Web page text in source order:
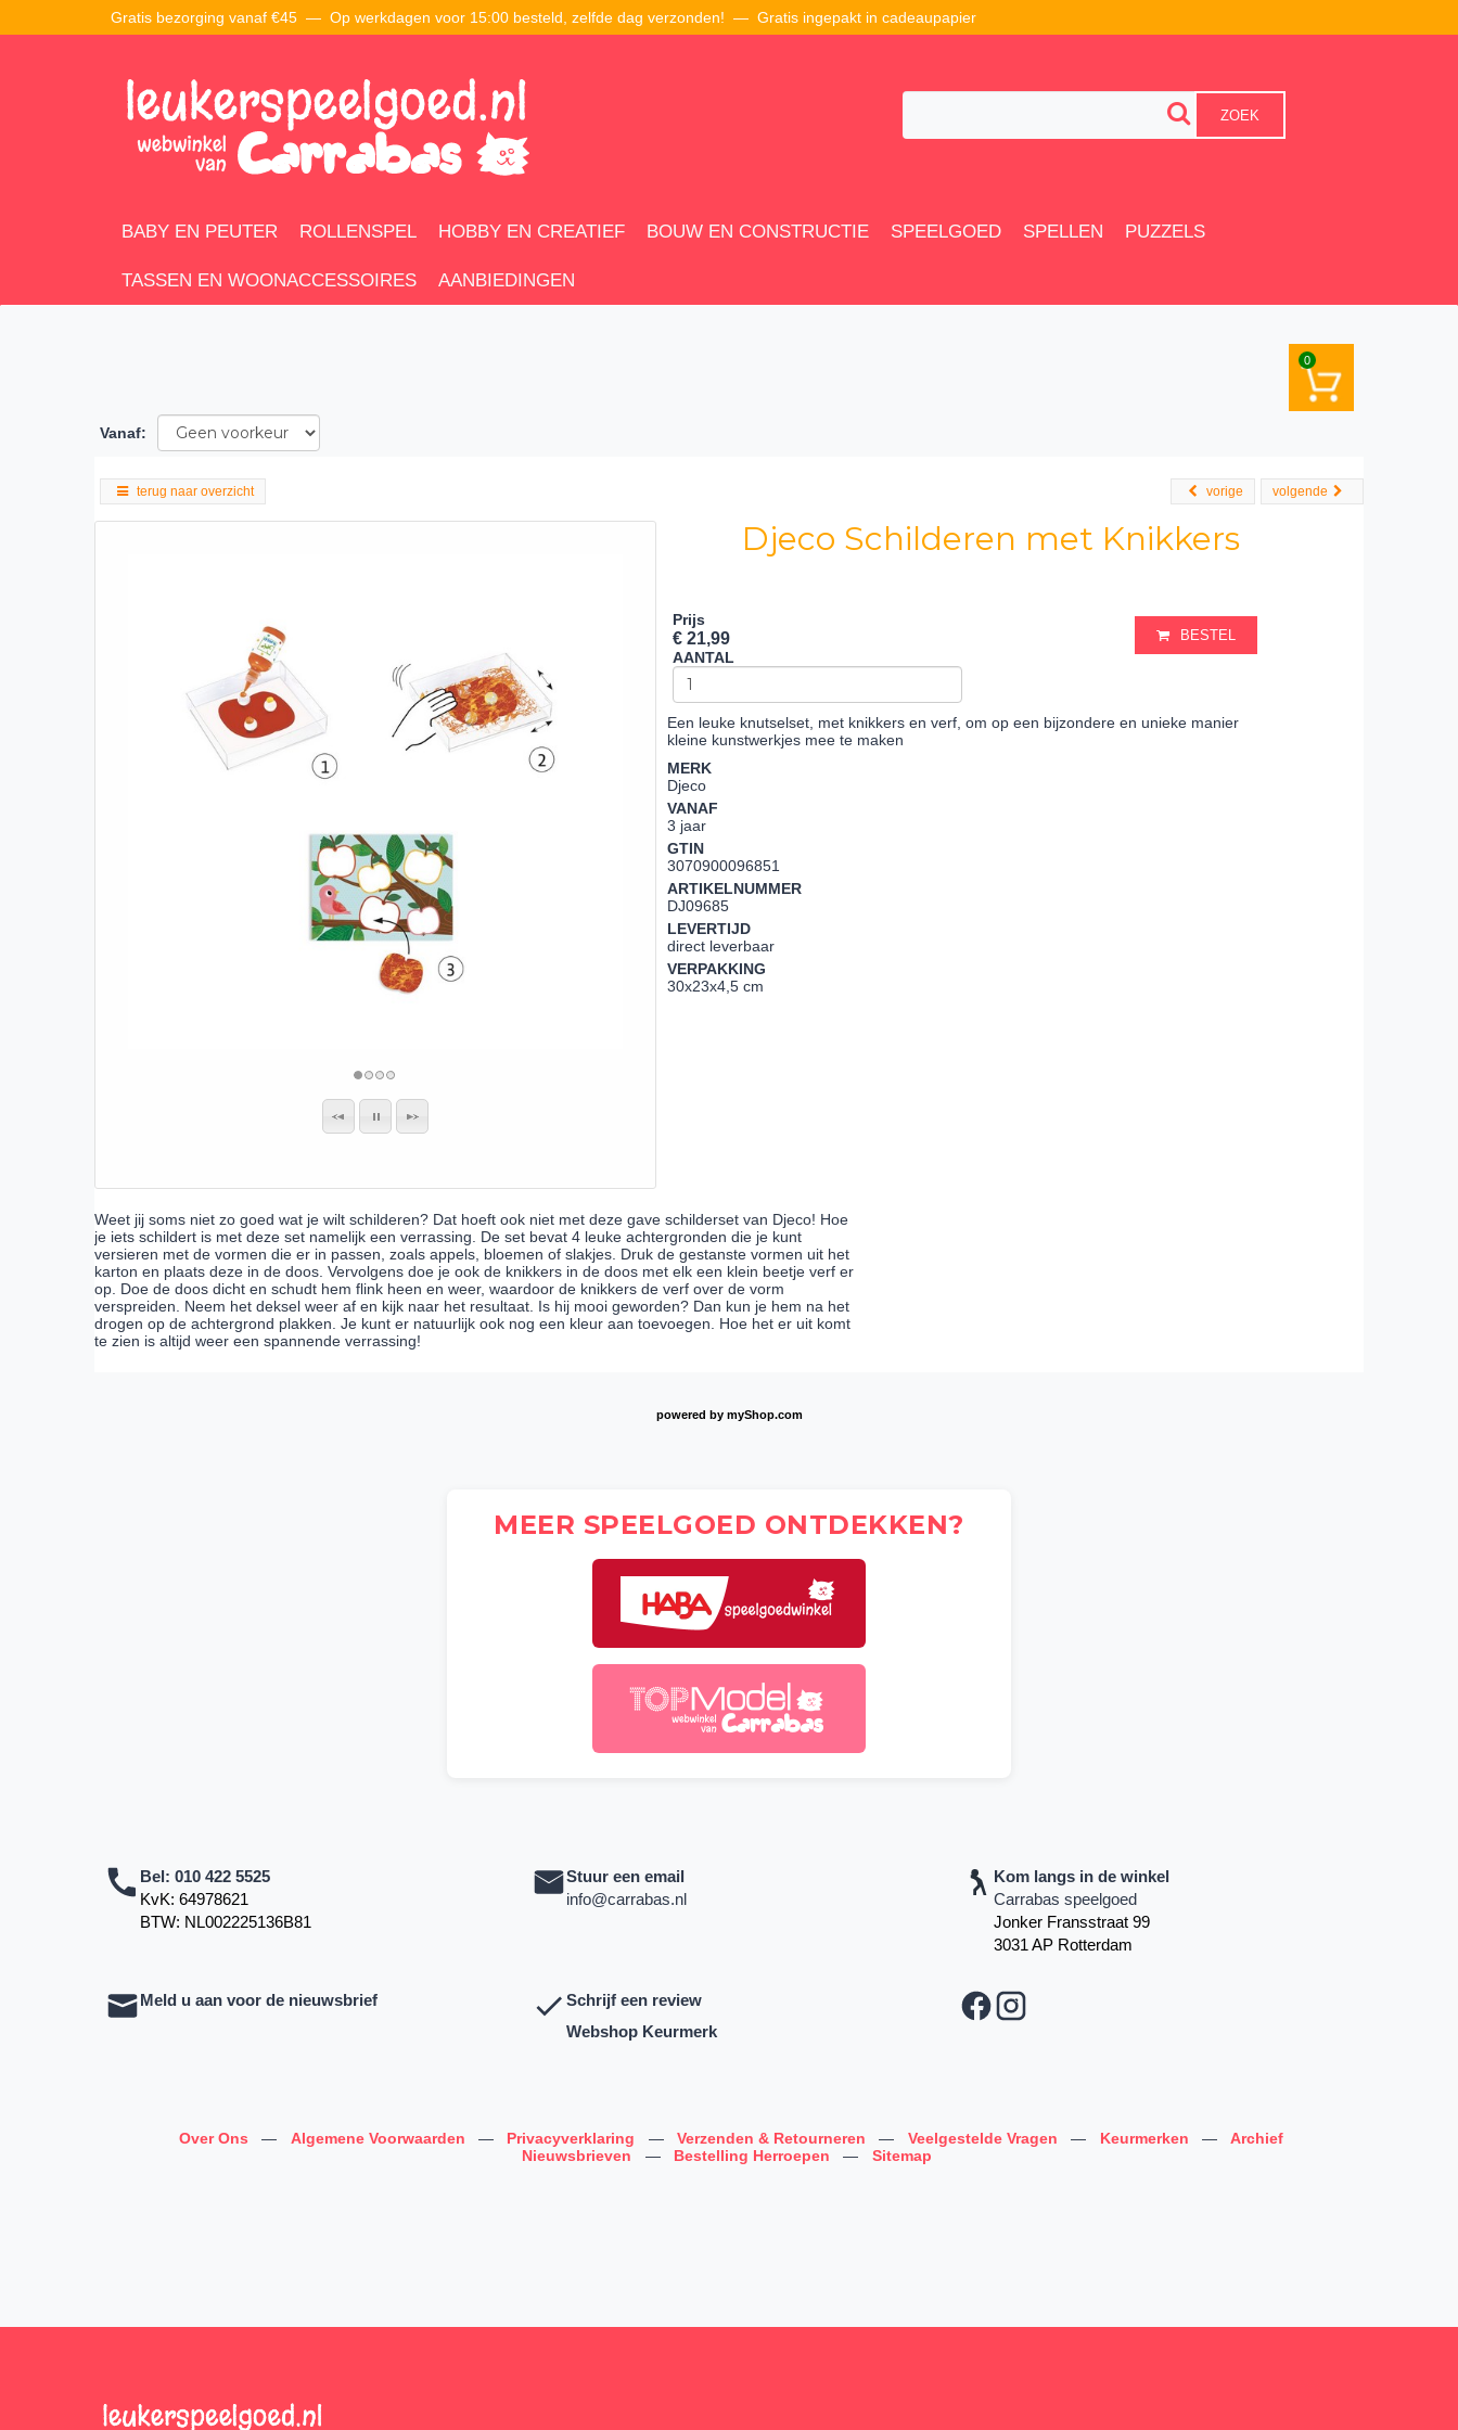
Gratis bezorging vanaf €45 — Op werkdagen voor 15:00 besteld, zelfde dag verzonden! — Gratis ingepakt in cadeaupapier
ZOEK
BABY EN PEUTER ROLLENSPEL HOBBY EN CREATIEF BOUW EN CONSTRUCTIE SPEELGOED SPELLEN PUZZELS
TASSEN EN WOONACCESSOIRES AANBIEDINGEN
0
Vanaf:
terug naar overzicht volgende
vorige
Djeco Schilderen met Knikkers
Prijs
€ 21,99
AANTAL
BESTEL
Een leuke knutselset, met knikkers en verf, om op een bijzondere en unieke manier
kleine kunstwerkjes mee te maken
MERK
Djeco
VANAF
3 jaar
GTIN
3070900096851
ARTIKELNUMMER
DJ09685
LEVERTIJD
direct leverbaar
VERPAKKING
30x23x4,5 cm
Weet jij soms niet zo goed wat je wilt schilderen? Dat hoeft ook niet met deze gave schilderset van Djeco! Hoe
je iets schildert is met deze set namelijk een verrassing. De set bevat 4 leuke achtergronden die je kunt
versieren met de vormen die er in passen, zoals appels, bloemen of slakjes. Druk de gestanste vormen uit het
karton en plaats deze in de doos. Vervolgens doe je ook de knikkers in de doos met elk een klein beetje verf er
op. Doe de doos dicht en schudt hem flink heen en weer, waardoor de knikkers de verf over de vorm
verspreiden. Neem het deksel weer af en kijk naar het resultaat. Is hij mooi geworden? Dan kun je hem na het
drogen op de achtergrond plakken. Je kunt er natuurlijk ook nog een kleur aan toevoegen. Hoe het er uit komt
te zien is altijd weer een spannende verrassing!
powered by myShop.com
MEER SPEELGOED ONTDEKKEN?
Bel: 010 422 5525
KvK: 64978621
BTW: NL002225136B81
Stuur een email
info@carrabas.nl
Kom langs in de winkel
Carrabas speelgoed
Jonker Fransstraat 99
3031 AP Rotterdam
Meld u aan voor de nieuwsbrief
Schrijf een review
Webshop Keurmerk
Over Ons — Algemene Voorwaarden — Privacyverklaring — Verzenden & Retourneren — Veelgestelde Vragen — Keurmerken —
Archief
Nieuwsbrieven
— Bestelling Herroepen — Sitemap